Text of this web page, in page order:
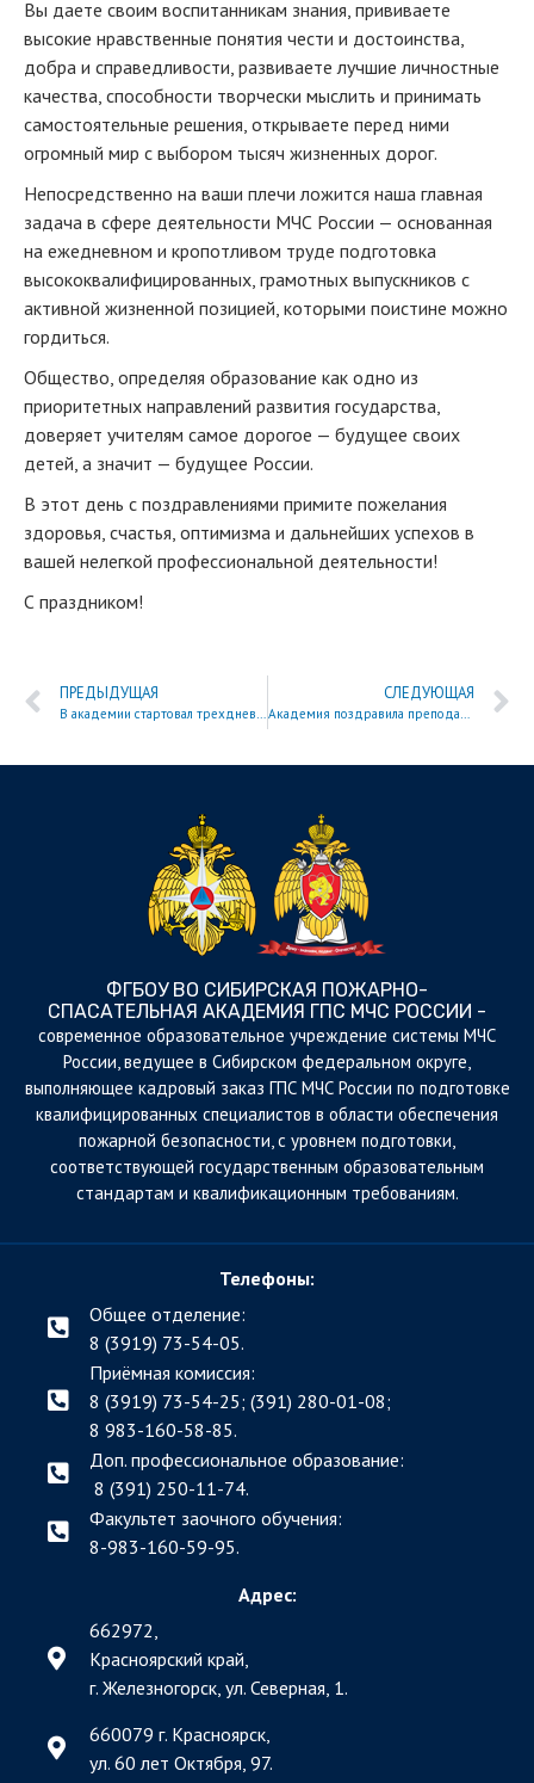
Вы даете своим воспитанникам знания, прививаете
высокие нравственные понятия чести и достоинства,
добра и справедливости, развиваете лучшие личностные
качества, способности творчески мыслить и принимать
самостоятельные решения, открываете перед ними
огромный мир с выбором тысяч жизненных дорог.
Непосредственно на ваши плечи ложится наша главная
задача в сфере деятельности МЧС России — основанная
на ежедневном и кропотливом труде подготовка
высококвалифицированных, грамотных выпускников с
активной жизненной позицией, которыми поистине можно
гордиться.
Общество, определяя образование как одно из
приоритетных направлений развития государства,
доверяет учителям самое дорогое — будущее своих
детей, а значит — будущее России.
В этот день с поздравлениями примите пожелания
здоровья, счастья, оптимизма и дальнейших успехов в
вашей нелегкой профессиональной деятельности!
С праздником!
ПРЕДЫДУЩАЯ
В академии стартовал трехдневный учебно-методический сбор
СЛЕДУЮЩАЯ
Академия поздравила преподавательский коллектив с профессиональным праздником
ФГБОУ ВО СИБИРСКАЯ ПОЖАРНО-
СПАСАТЕЛЬНАЯ АКАДЕМИЯ ГПС МЧС РОССИИ -
cовременное образовательное учреждение системы МЧС
России, ведущее в Сибирском федеральном округе,
выполняющее кадровый заказ ГПС МЧС России по подготовке
квалифицированных специалистов в области обеспечения
пожарной безопасности, с уровнем подготовки,
соответствующей государственным образовательным
стандартам и квалификационным требованиям.
Телефоны:
Общее отделение:
8 (3919) 73-54-05.
Приёмная комиссия:
8 (3919) 73-54-25; (391) 280-01-08;
8 983-160-58-85.
Доп. профессиональное образование:
8 (391) 250-11-74.
Факультет заочного обучения:
8-983-160-59-95.
Адрес:
662972,
Красноярский край,
г. Железногорск, ул. Северная, 1.
660079 г. Красноярск,
ул. 60 лет Октября, 97.